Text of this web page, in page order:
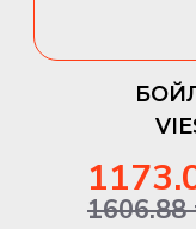
1606.88